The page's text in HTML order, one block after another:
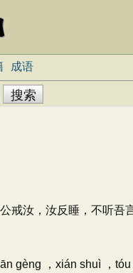
成语
汝，汝反睡，不听吾
gèng ，xián shuì ，